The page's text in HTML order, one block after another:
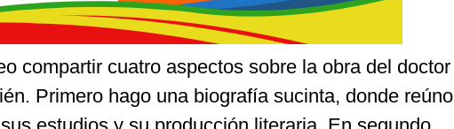
compartir cuatro aspectos sobre la obra del doctor
Primero hago una biografía sucinta, donde reúno